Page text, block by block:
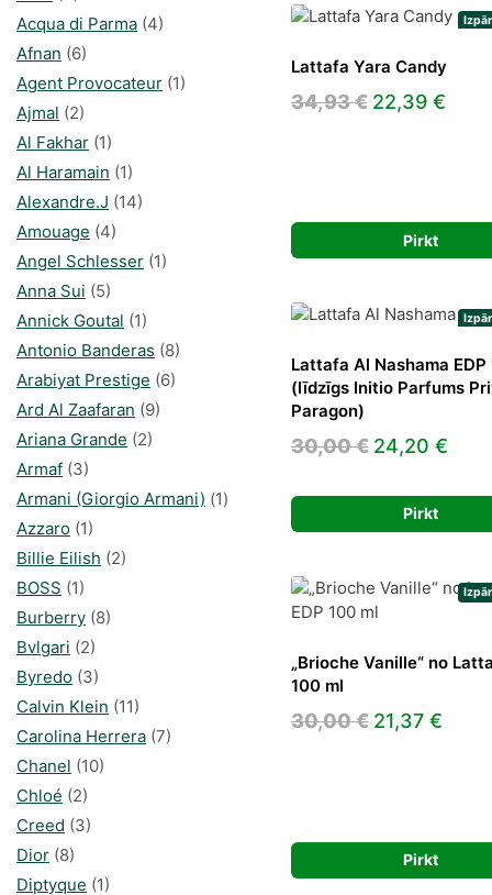
Lattafa Yara Candy
34,93€ Original
22,39 €
Pirkt
Lattafa Al Nashama EDP
(līdzīgs Initio Parfums
Paragon)
30,00€ Original
was:
30,00 €.
24,20 €
Pirkt
„Brioche Vanille“ no
100 ml
30,00€ Original
21,37 €
Pirkt
Acqua di Parma (4)
Afnan (6)
Agent Provocateur (1)
Ajmal (2)
Al Fakhar (1)
Al Haramain (1)
Alexandre.J (14)
Amouage (4)
Angel Schlesser (1)
Anna Sui (5)
Annick Goutal (1)
Antonio Banderas (8)
Arabiyat Prestige (6)
Ard Al Zaafaran (9)
Ariana Grande (2)
Armaf (3)
Armani (Giorgio Armani) (1)
Azzaro (1)
Billie Eilish (2)
BOSS (1)
Burberry (8)
Bvlgari (2)
Byredo (3)
Calvin Klein (11)
Carolina Herrera (7)
Chanel (10)
Chloé (2)
Creed (3)
Dior (8)
Diptyque (1)